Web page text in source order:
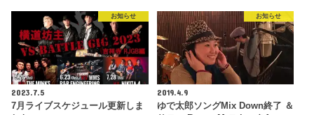
お知らせ
2023.7.5
7月ライブスケジュール更新しま
お知らせ
2019.4.9
ゆで太郎ソングMix Down終了 ＆